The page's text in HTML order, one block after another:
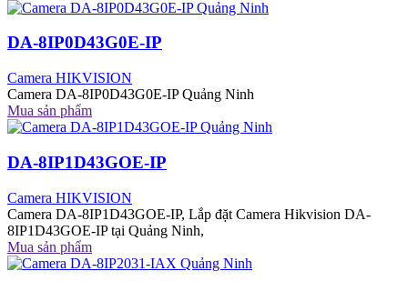
DA-8IP0D43G0E-IP
Camera HIKVISION
Camera DA-8IP0D43G0E-IP Quảng Ninh
Mua sản phẩm
DA-8IP1D43GOE-IP
Camera HIKVISION
Camera DA-8IP1D43GOE-IP, Lắp đặt Camera Hikvision DA-
8IP1D43GOE-IP tại Quảng Ninh,
Mua sản phẩm